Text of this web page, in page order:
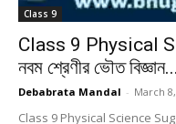
Class 9
Class 9 Physical
নবম শ্রেণীর ভৌত বিজ্ঞান...
Debabrata Mandal - March
Class 9 Physical Science